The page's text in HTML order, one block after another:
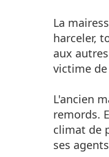
La
harceler,
aux
victime
L'ancien
remords.
climat de
ses